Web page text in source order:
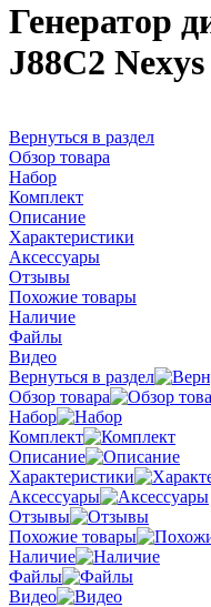
Генератор
J88C2 Nexys
Вернуться в раздел
Обзор товара
Набор
Комплект
Описание
Характеристики
Аксессуары
Отзывы
Похожие товары
Наличие
Файлы
Видео
Вернуться в раздел
Обзор товара
Набор
Комплект
Описание
Характеристики
Аксессуары
Отзывы
Похожие товары
Наличие
Файлы
Видео